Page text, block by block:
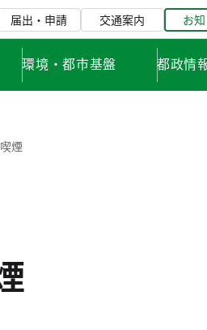
届出・申請 交通案内 お
環境・都市基盤 都政情
煙